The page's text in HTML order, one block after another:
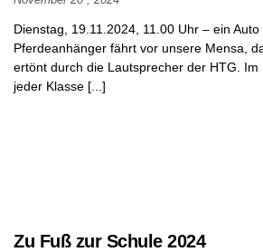
Dienstag, 19.11.2024, 11.00 Uhr – ein
Pferdeanhänger fährt vor unsere Mensa,
ertönt durch die Lautsprecher der HTG. Im
jeder Klasse [...]
Zu Fuß zur Schule 2024